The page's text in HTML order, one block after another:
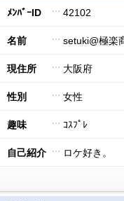
ﾒﾝﾊﾞｰID 42102
名前 setuki@極楽
現住所 大阪府
性別 女性
趣味 ｺｽﾌﾟﾚ
自己紹介 ロケ好き。